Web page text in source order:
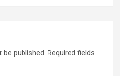
be published. Required fields